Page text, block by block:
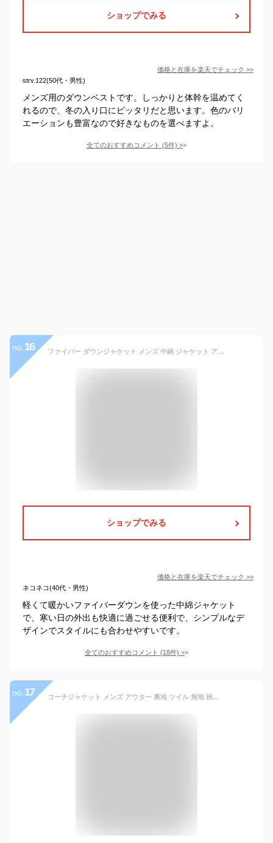
ショップでみる
価格と在庫を楽天でチェック >>
strv.122(50代・男性)
メンズ用のダウンベストです。しっかりと体幹を温めてく
れるので、冬の入り口にピッタリだと思います。色のバリ
エーションも豊富なので好きなものを選べますよ。
全てのおすすめコメント (5件) >
no. 16 ファイバー ダウンジャケット メンズ 中綿 ジャケット アウター ジャンパー 冬 2WAY 軽量 軽い 防風 撥水 防寒 アウトドア レジャー 暖かい 冬服 おしゃれ シンプル 無地 黒 M L LL XL 大きいサイズ 全7色 233005 ジェネレス
ショップでみる
価格と在庫を楽天でチェック >>
ネコネコ(40代・男性)
軽くて暖かいファイバーダウンを使った中綿ジャケット
で、寒い日の外出も快適に過ごせる便利で、シンプルなデ
ザインでスタイルにも合わせやすいです。
全てのおすすめコメント (18件) >
no. 17 コーチジャケット メンズ アウター 裏地 ツイル 無地 秋冬 ジャケット 秋 春 ベージュ ウインドブレーカー ネイビー 黒 ブラック 紺 ウィンドブレーカー カジュアル 大きい ストリート メンズジャケット ウインドブレイカー おしゃれ ブルゾン 20代 30代 40代 50代 高校生